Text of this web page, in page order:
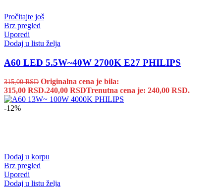
Pročitajte još
Brz pregled
Uporedi
Dodaj u listu želja
A60 LED 5.5W~40W 2700K E27 PHILIPS
315,00RSD Originalna cena je bila:
315,00 RSD.240,00 RSDTrenutna cena je: 240,00 RSD.
-12%
Dodaj u korpu
Brz pregled
Uporedi
Dodaj u listu želja